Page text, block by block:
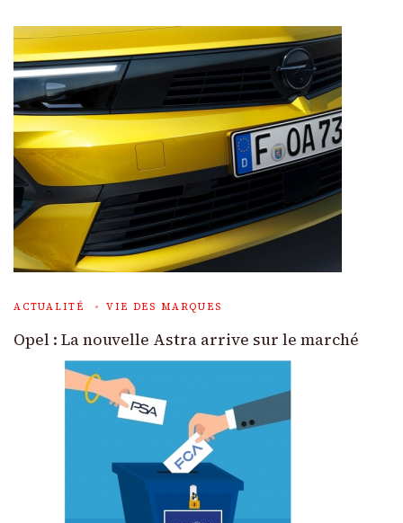
ACTUALITÉ VIE DES MARQUES
Opel : La nouvelle Astra arrive sur le marché